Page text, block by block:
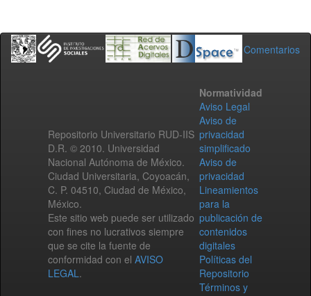
Comentarios
Repositorio Universitario RUD-IIS
D.R. © 2010. Universidad
Nacional Autónoma de México.
Ciudad Universitaria, Coyoacán,
C. P. 04510, Ciudad de México,
México.
Este sitio web puede ser utilizado
con fines no lucrativos siempre
que se cite la fuente de
conformidad con el AVISO
LEGAL.
Normatividad
Aviso Legal
Aviso de
privacidad
simplificado
Aviso de
privacidad
Lineamientos
para la
publicación de
contenidos
digitales
Políticas del
Repositorio
Términos y